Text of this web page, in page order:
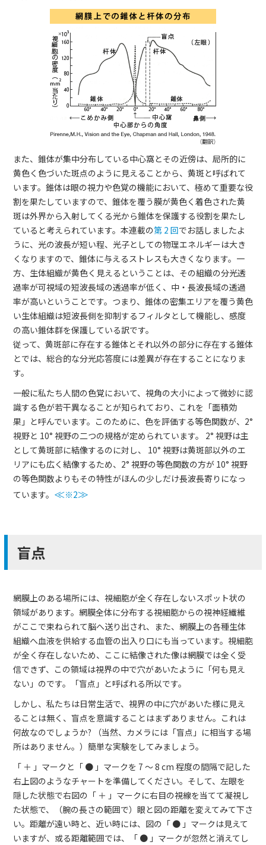
また、錐体が集中分布している中心窩とその近傍は、局所的に
黄色く色づいた斑点のように見えることから、黄斑と呼ばれて
います。錐体は眼の視力や色覚の機能において、極めて重要な役
割を果たしていますので、錐体を覆う膜が黄色く着色された黄
斑は外界から入射してくる光から錐体を保護する役割を果たし
ていると考えられています。本連載の第 2 回でお話しましたよ
うに、光の波長が短い程、光子としての物理エネルギーは大き
くなりますので、錐体に与えるストレスも大きくなります。一
方、生体組織が黄色く見えるということは、その組織の分光透
過率が可視域の短波長域の透過率が低く、中・長波長域の透過
率が高いということです。つまり、錐体の密集エリアを覆う黄色
い生体組織は短波長側を抑制するフィルタとして機能し、感度
の高い錐体群を保護している訳です。
従って、黄斑部に存在する錐体とそれ以外の部分に存在する錐体
とでは、総合的な分光応答度には差異が存在することになりま
す。
一般に私たち人間の色覚において、視角の大小によって微妙に認
識する色が若干異なることが知られており、これを「面積効
果」と呼んでいます。このために、色を評価する等色関数が、2°
視野と 10° 視野の二つの規格が定められています。 2° 視野は主
として黄斑部に結像するのに対し、 10° 視野は黄斑部以外のエ
リアにも広く結像するため、2° 視野の等色関数の方が 10° 視野
の等色関数よりもその特性がほんの少しだけ長波長寄りになっ
ています。 ≪※2≫
盲点
網膜上のある場所には、視細胞が全く存在しないスポット状の
領域があります。網膜全体に分布する視細胞からの視神経繊維
がここで束ねられて脳へ送り出され、また、網膜上の各種生体
組織へ血液を供給する血管の出入り口にも当っています。視細胞
が全く存在しないため、ここに結像された像は網膜では全く受
信できず、この領域は視界の中で穴があいたように「何も見え
ない」のです。「盲点」と呼ばれる所以です。
しかし、私たちは日常生活で、視界の中に穴があいた様に見え
ることは無く、盲点を意識することはまずありません。これは
何故なのでしょうか? （当然、カメラには「盲点」に相当する場
所はありません。）簡単な実験をしてみましょう。
「 ＋ 」マークと「 ● 」マークを 7 ～ 8 cm 程度の間隔で記した
右上図のようなチャートを準備してください。そして、左眼を
隠した状態で右図の「 ＋ 」マークに右目の視線を当てて凝視し
た状態で、（腕の長さの範囲で）眼と図の距離を変えてみて下さ
い。距離が遠い時と、近い時には、図の「 ● 」マークは見えて
いますが、或る距離範囲では、「 ● 」マークが忽然と消えてし